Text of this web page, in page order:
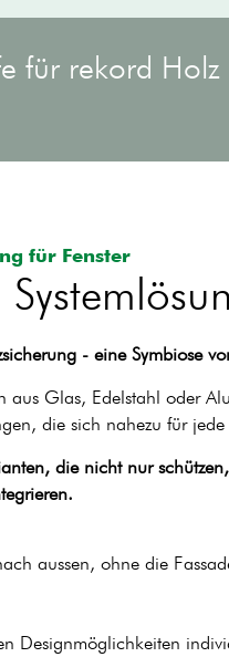
für rekord
für Fenster
- eine Symbiose
aus Glas, Edelstahl oder
die sich nahezu für
die nicht nur
aussen, ohne die
Designmöglichkeiten